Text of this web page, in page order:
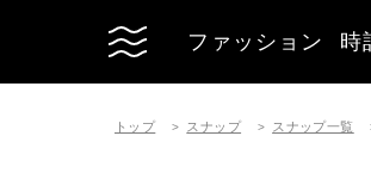
ファッション 時
トップ スナップ スナップ一覧